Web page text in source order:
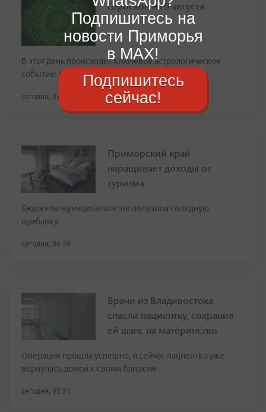
Гороскоп на 9 августа
В этот день происходит ключевое астрологическое
событие: Меркурий входит в знак Льва
сегодня, 07:42
Приморский край
наращивает доходы от
туризма
Бюджеты муниципалитетов получили солидную
прибавку
сегодня, 06:26
Врачи из Владивостока
спасли пациентку, сохранив
ей шанс на материнство
Операция прошла успешно, и сейчас пациентка уже
вернулась домой к своим близким
сегодня, 05:24
Подпишитесь на
новости Приморья
в MAX!
Подпишитесь
сейчас!